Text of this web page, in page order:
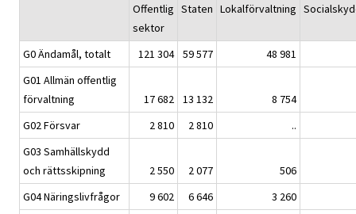
Offentlig
sektor
Staten Lokalförvaltning
G0 Ändamål, totalt 121 304 59 577
48 981
G01 Allmän offentlig
förvaltning
17 682 13 132
8 754
G02 Försvar
2 810 2 810
..
G03 Samhällskydd
och rättsskipning
2 550 2 077
506
G04 Näringslivfrågor
9 602 6 646
3 260